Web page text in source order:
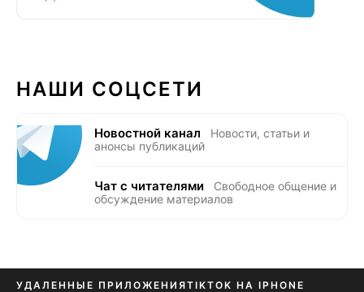
НАШИ СОЦСЕТИ
Новостной канал
Новости, статьи и
анонсы публикаций
Чат с читателями
Свободное общение и
обсуждение материалов
УДАЛЕННЫЕ ПРИЛОЖЕНИЯTIKTOK НА IPHONE